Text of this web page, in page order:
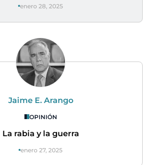
enero 28, 2025
Jaime E. Arango
OPINIÓN
La rabia y la guerra
enero 27, 2025